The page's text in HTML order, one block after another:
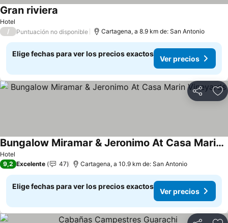
Hotel
Gran riviera
/ Puntuación no disponible Cartagena, a 8.9 km de: San Antonio
Elige fechas para ver los precios exactos
Ver precios
Compartir
Hotel
Bungalow Miramar & Jeronimo At Casa Marin Vineyards
Ver precios
9,2 Excelente 47 Cartagena, a 10.9 km de: San Antonio
Elige fechas para ver los precios exactos
Ver precios